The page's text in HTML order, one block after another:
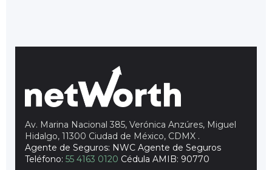
Av. Marina Nacional 385, Verónica Anzúres, Miguel
Hidalgo, 11300 Ciudad de México, CDMX .
Agente de Seguros: NWC Agente de Seguros
Teléfono: 55 4163 0120 Cédula AMIB: 90770